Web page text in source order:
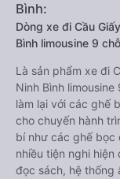
Bình:
Dòng xe đi Cầu
Bình limousine 9
Là sản phẩm xe đi
Ninh Bình
làm lại với các ghế
cho chuyến hành
bí như các ghế bọc
nhiều tiện nghi
đọc sách, hệ thống